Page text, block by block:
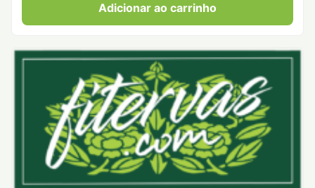
Adicionar ao carrinho